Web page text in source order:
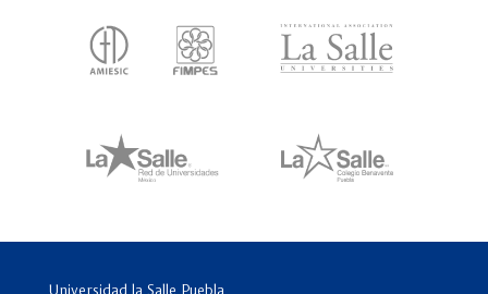
Universidad la Salle Puebla